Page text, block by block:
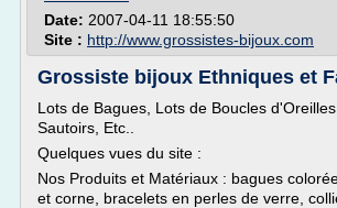
Date: 2007-04-11 18:55:50
Site : http://www.grossistes-bijoux.com
Grossiste bijoux Ethniques et
Lots de Bagues, Lots de Boucles
Sautoirs, Etc..
Quelques vues du site :
Nos Produits et Matériaux : bagues
et corne, bracelets en perles de verre,